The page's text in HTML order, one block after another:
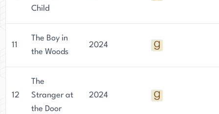
Child
11
The Boy in
the Woods
2024
12
The
Stranger at
the Door
2024